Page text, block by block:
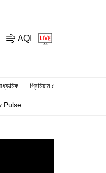
AQI
প্রিমিয়াম স্টোরি
Pulse